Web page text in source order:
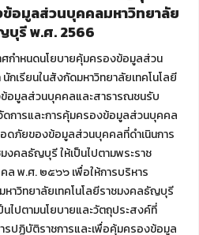
ข้อมูลส่วนบุคคลมหาวิทยาลัย
บุรี พ.ศ. 2566
ศกำหนดนโยบายคุ้มครองข้อมูลส่วน
กเรียนในสังกัดมหาวิทยาลัยเทคโนโลยี
ข้อมูลส่วนบุคคลและสาธารณชนรับ
จัดการและการคุ้มครองข้อมูลส่วนบุคคล
ดภัยของข้อมูลส่วนบุคคลที่ดำเนินการ
งคลธัญบุรี ให้เป็นไปตามพระราช
พ.ศ. ๒๕๖๖ เพื่อให้การบริหาร
หาวิทยาลัยเทคโนโลยีราชมงคลธัญบุรี
นไปตามนโยบายและวัตถุประสงค์ที่
รปฏิบัติราชการและเพื่อคุ้มครองข้อมูล